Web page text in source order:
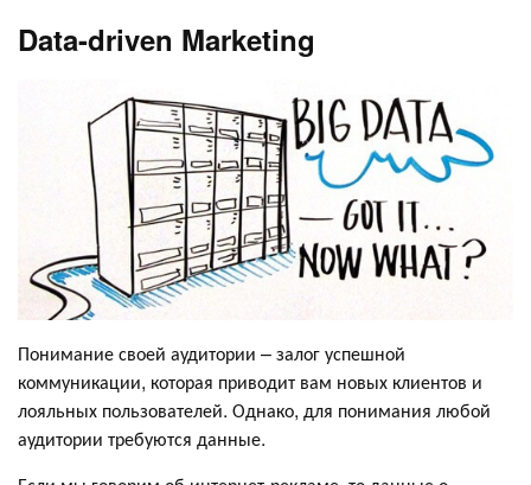
Data-driven Marketing
Понимание своей аудитории – залог успешной
коммуникации, которая приводит вам новых клиентов и
лояльных пользователей. Однако, для понимания любой
аудитории требуются данные.